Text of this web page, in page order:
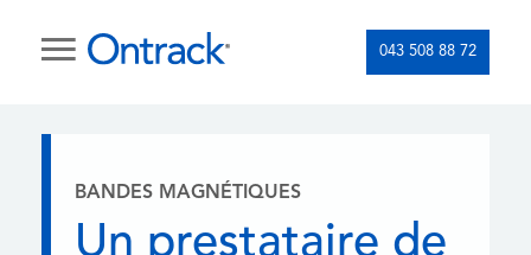
043 508 88 72
BANDES MAGNÉTIQUES
Un prestataire de